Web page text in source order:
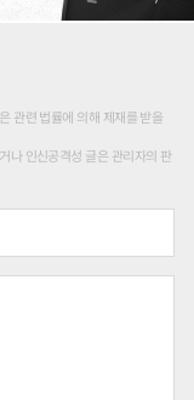
관련 법률에 의해 제재를 받을
나 인신공격성 글은 관리자의 판